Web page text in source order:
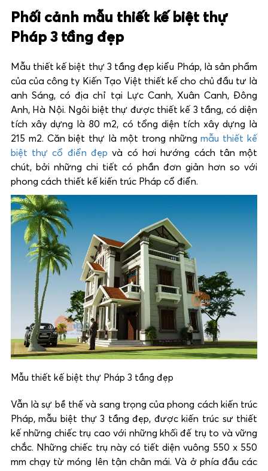
Phối cảnh mẫu thiết kế biệt thự
Pháp 3 tầng đẹp
Mẫu thiết kế biệt thự 3 tầng đẹp kiểu Pháp, là sản phẩm
của của công ty Kiến Tạo Việt thiết kế cho chủ đầu tư là
anh Sáng, có địa chỉ tại Lực Canh, Xuân Canh, Đông
Anh, Hà Nội. Ngôi biệt thự được thiết kế 3 tầng, có diện
tích xây dựng là 80 m2, có tổng diện tích xây dựng là
215 m2. Căn biệt thự là một trong nhữngmẫu thiết kế
biệt thự cổ điển đẹp và có hơi hướng cách tân một
chút, bởi những chi tiết có phần đơn giản hơn so với
phong cách thiết kế kiến trúc Pháp cổ điển.
Mẫu thiết kế biệt thự Pháp 3 tầng đẹp
Vẫn là sự bề thế và sang trọng của phong cách kiến trúc
Pháp, mẫu biệt thự 3 tầng đẹp, được kiến trúc sư thiết
kế những chiếc trụ cao với những khối đế trụ to và vững
chắc. Những chiếc trụ này có tiết diện vuông 550 x 550
mm chạy từ móng lên tận chân mái. Và ở phía đầu các